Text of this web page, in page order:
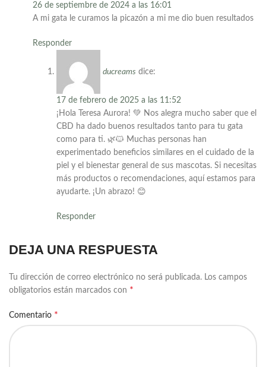
26 de septiembre de 2024 a las 16:01
A mi gata le curamos la picazón a mi me dio buen resultados
Responder
ducreams dice:
17 de febrero de 2025 a las 11:52
¡Hola Teresa Aurora! 💚 Nos alegra mucho saber que el
CBD ha dado buenos resultados tanto para tu gata
como para ti. 🌿🐱 Muchas personas han
experimentado beneficios similares en el cuidado de la
piel y el bienestar general de sus mascotas. Si necesitas
más productos o recomendaciones, aquí estamos para
ayudarte. ¡Un abrazo! 😊
Responder
DEJA UNA RESPUESTA
Tu dirección de correo electrónico no será publicada. Los campos
obligatorios están marcados con *
Comentario *